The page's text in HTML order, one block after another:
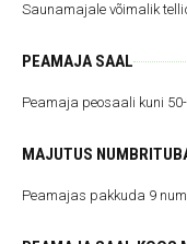
Saunamajale võimalik
PEAMAJA SAAL
Peamaja peosaali kuni
MAJUTUS
Peamajas pakkuda 9